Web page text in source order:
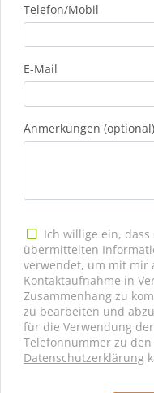
Telefon/Mobil
E-Mail
Anmerkungen (optional)
Ich willige ein,
übermittelten
verwendet, um mit mir
Kontaktaufnahme in
Zusammenhang zu
zu bearbeiten und
für die Verwendung
Telefonnummer zu
Datenschutzerklärung